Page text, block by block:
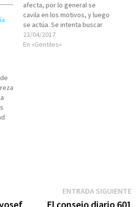
afecta, por lo general se
cavila en los motivos, y luego
se actúa. Se intenta buscar
explicaciones a lo sucedido,
para luego tomar acciones o
23/04/2017
En «Gentiles»
el
ENTRADA SIGUIENTE
El consejo diario 601